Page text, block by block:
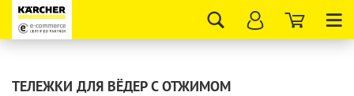
ТЕЛЕЖКИ ДЛЯ ВЁДЕР С ОТЖИМОМ